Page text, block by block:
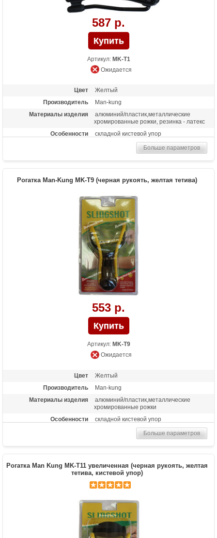
587 р.
Артикул: MK-T1
Ожидается
Цвет
Желтый
Производитель
Man-kung
Материалы изделия
алюминий/пластик,металлические
хромированные рожки, резинка - латекс
Особенности
складной кистевой упор
Больше параметров
Рогатка Man-Kung MK-T9 (черная рукоять, желтая тетива)
553 р.
Артикул: MK-T9
Ожидается
Цвет
Желтый
Производитель
Man-kung
Материалы изделия
алюминий/пластик,металлические
хромированные рожки
Особенности
складной кистевой упор
Больше параметров
Рогатка Man Kung MK-T11 увеличенная (черная рукоять, желтая
тетива, кистевой упор)